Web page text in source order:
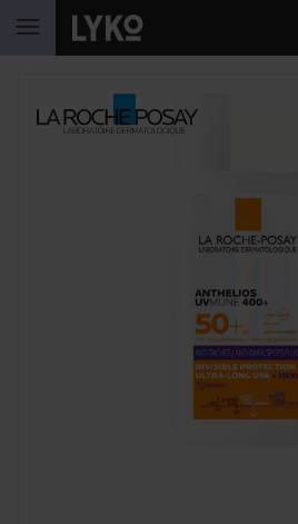
GÅ TIL INDHOLD
SPRING OVER SEKTIONEN